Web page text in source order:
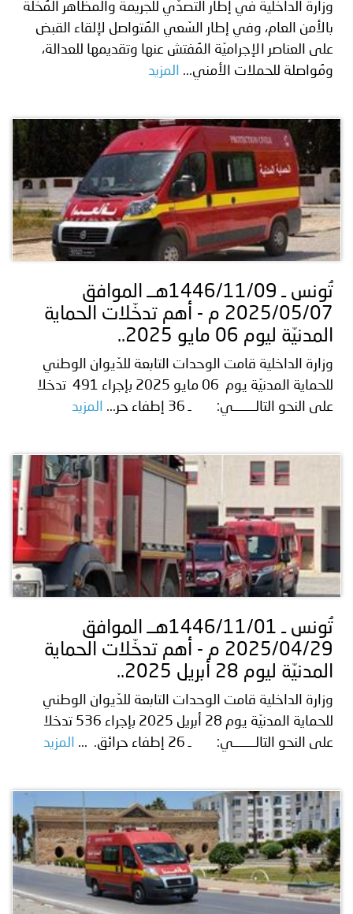
وزارة الداخلية في إطار التصدّي للجريمة والمظاهر المُخلة
بالأمن العام، وفي إطار السّعي المُتواصل لإلقاء القبض
على العناصر الإجراميّة المُفتش عنها وتقديمها للعدالة،
ومُواصلة للحملات الأمني...
المزيد
تُونس ـ 1446/11/09هــ الموافق
2025/05/07 م - أهم تدخّلات الحماية
المدنيّة ليوم 06 مايو 2025..
وزارة الداخلية قامت الوحدات التابعة للدّيوان الوطني
للحماية المدنيّة يوم 06 مايو 2025 بإجراء 491 تدخلا
على النحو التالـــــــي: ـ 36 إطفاء حر...
المزيد
تُونس ـ 1446/11/01هــ الموافق
2025/04/29 م - أهم تدخّلات الحماية
المدنيّة ليوم 28 أبريل 2025..
وزارة الداخلية قامت الوحدات التابعة للدّيوان الوطني
للحماية المدنيّة يوم 28 أبريل 2025 بإجراء 536 تدخلا
على النحو التالـــــــي: ـ 26 إطفاء حرائق. ...
المزيد